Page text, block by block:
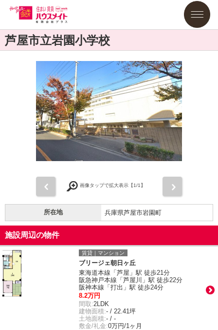
芦屋市立岩園小学校
画像タップで拡大表示【1/1】
所在地 兵庫県芦屋市岩園町
施設周辺の物件
賃貸｜マンション
ブリージェ朝日ヶ丘
東海道本線「芦屋」駅 徒歩21分
阪急神戸本線「芦屋川」駅 徒歩22分
阪神本線「打出」駅 徒歩24分
8.2万円
間取:2LDK
建物面積:- / 22.41坪
土地面積:- / -
敷金/礼金:0万円/1ヶ月